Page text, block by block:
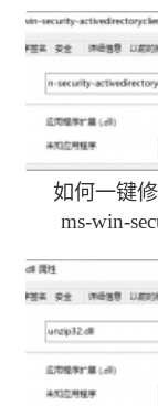
如何一键
ms-win-